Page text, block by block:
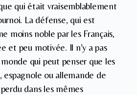
qui était vraisemblablement
La défense, qui est
moins noble par les Français,
et peu motivée. Il n’y a pas
qui peut penser que les
espagnole ou allemande de
dans les mêmes